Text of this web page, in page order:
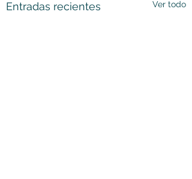
Entradas recientes Ver todo